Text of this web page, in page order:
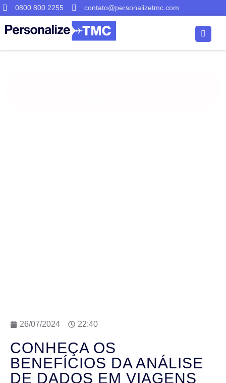
0800 800 2255 contato@personalizetmc.com
26/07/2024 22:40
CONHEÇA OS
BENEFÍCIOS DA ANÁLISE
DE DADOS EM VIAGENS